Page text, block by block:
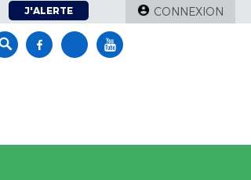
J'ALERTE CONNEXION